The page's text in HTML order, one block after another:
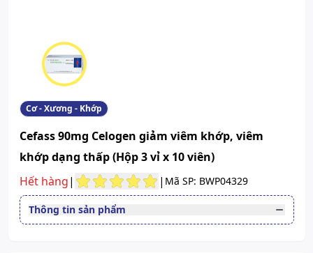
Cơ - Xương - Khớp
Cefass 90mg Celogen giảm viêm khớp, viêm
khớp dạng thấp (Hộp 3 vỉ x 10 viên)
Hết hàng| | Mã SP: BWP04329
Thông tin sản phẩm